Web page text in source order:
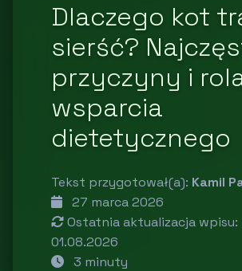
Dlaczego kot
sierść?
przyczyny i
wsparcia
dietetycznego
Tekst przygotował(a): Kamil
27 marca 2026
Ostatnia aktualizacja wpisu:
01.08.2026
3 minuty